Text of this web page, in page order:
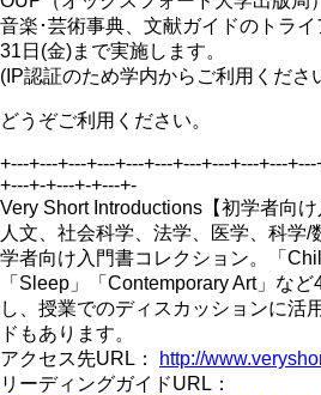
音楽･芸術事典、文献ガイドのトラ
31日(金)まで実施します。
(IP認証のため学内からご利用くださ
どうぞご利用ください。
+---+---+---+---+---+---+---+---+---+---
+---+-+---+-+---+-
Very Short Introductions【初学者向け
人文、社会科学、法学、医学、科学/
学者向け入門書コレクション。「
「Sleep」「Contemporary Art」な
し、授業でのディスカッションに活
ドもあります。
アクセス先URL：
http://
リーディングガイドURL：